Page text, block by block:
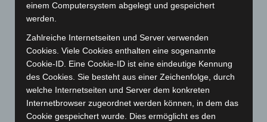
August 2024(107)
Juni 2024(107)
Mai 2024(149)
April 2024(102)
März 2024
Februar 2024(103)
einem Computersystem abgelegt und gespeichert
werden.
Zahlreiche Internetseiten und Server verwenden
Cookies. Viele Cookies enthalten eine sogenannte
Cookie-ID. Eine Cookie-ID ist eine eindeutige Kennung
des Cookies. Sie besteht aus einer Zeichenfolge, durch
welche Internetseiten und Server dem konkreten
Internetbrowser zugeordnet werden können, in dem das
Cookie gespeichert wurde. Dies ermöglicht es den